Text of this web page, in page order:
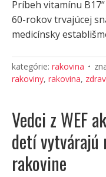
Príbeh vitamínu
60-rokov trvajúcej
medicínsky
kategórie: rakovina
rakoviny, rakovina,
Vedci z WEF
detí vytvárajú
rakovine